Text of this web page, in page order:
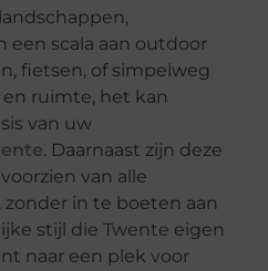
een scala aan outdoor
fietsen, of simpelweg
ruimte, het kan
van uw
. Daarnaast zijn deze
van alle
in te boeten aan
stijl die Twente eigen
naar een plek voor